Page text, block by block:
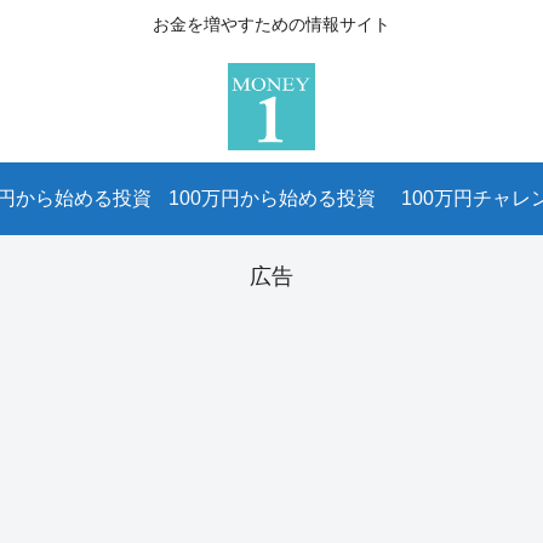
お金を増やすための情報サイト
から始める投資 100万円から始める投資 100万円チャレ
広告